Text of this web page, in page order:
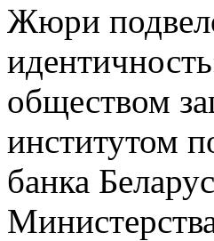
Жюри
обществом
институтом
банка